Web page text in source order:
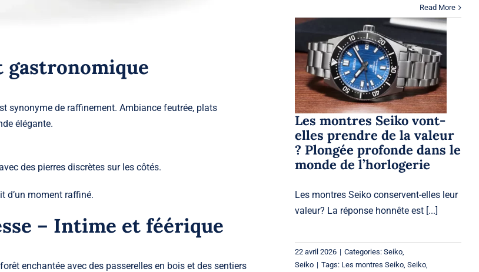
gastronomique
synonyme de raffinement. Ambiance feutrée, plats
élégante.
des pierres discrètes sur les côtés.
d’un moment raffiné.
– Intime et féérique
enchantée avec des passerelles en bois et des sentiers
Read More
Les montres Seiko
vont-elles prendre de la
valeur ? Plongée
profonde dans le monde
de l’horlogerie
Seiko Seiko
Les montres Seiko vont-
elles prendre de la valeur
? Plongée profonde dans le
monde de l’horlogerie
Les montres Seiko conservent-elles leur
valeur? La réponse honnête est [...]
22 avril 2026 | Categories:Seiko
Seiko | Tags: Les montres Seiko ,Seiko